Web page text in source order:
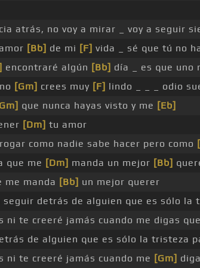
atrás, no voy a mirar _ voy a seguir
[Bb] de mi [F] vida _ sé que tú no
encontraré algún [Bb] día _ es que uno
[Gm] crees muy [F] lindo _ _ _ odio
que nunca hayas visto y me [Eb]
[Dm] tu amor
como nadie sabe hacer pero como
que me [Dm] manda un mejor [Bb]
me manda [Bb] un mejor querer
seguir detrás de alguien que es sólo la
ni te creeré jamás cuando me digas que
de alguien que es sólo la tristeza
ni te creeré jamás cuando me [Gm]